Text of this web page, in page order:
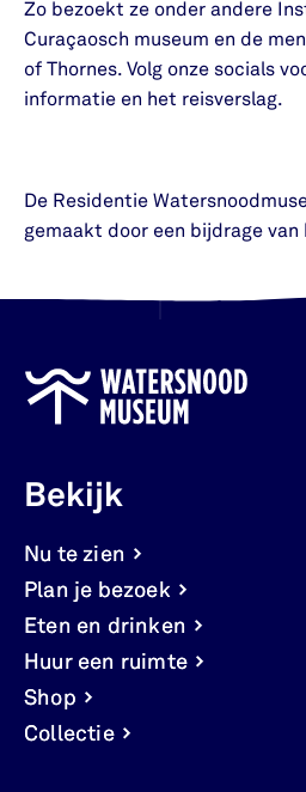
Zo bezoekt ze onder andere
Curaçaosch museum en de
of Thornes. Volg onze socials
informatie en het reisverslag.
De Residentie
gemaakt door een bijdrage van
Bekijk
Nu te zien
Plan je bezoek
Eten en drinken
Huur een ruimte
Shop
Collectie